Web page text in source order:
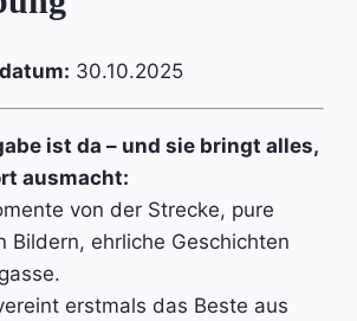
30.10.2025
ist da – und sie bringt alles,
ausmacht:
von der Strecke, pure
Bildern, ehrliche Geschichten
erstmals das Beste aus